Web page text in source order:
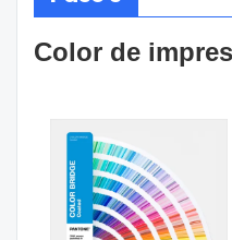
Color de